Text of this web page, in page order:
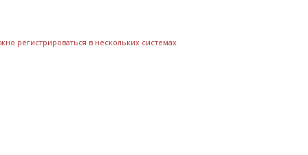
регистрироваться в нескольких системах